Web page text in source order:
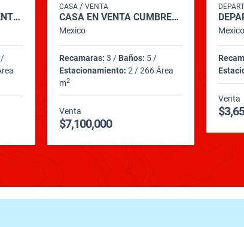
RENTA DE DEPARTAMENTO EN TORRE ANTIGUA HACIENDA SAN AGUSTÍN SPGG
/
CASA/ VENTA
CASA EN VENTA CUMBRES ELITE PREMIER
Mexico
Recamaras: 3 / Baños: 5 /
Estacionamiento: 2 / 266 Área
m2
Venta
$7,100,000
Mexico
Venta